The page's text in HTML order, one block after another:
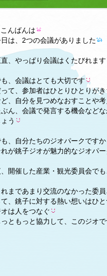
こんばんは
は、2つの会議がありました
、やっぱり会議はくたびれます
も、会議はとても大切です
って、参加者はひとりひとりが
ど、自分を見つめなおすことや
ぶん、会議で発言する機会など
ょう
も、自分たちのジオパークです
れが銚子ジオが魅力的なジオパ
開催した産業・観光委員会で
れまであまり交流のなかった委
て、銚子に対する熱い想いはひ
オは人をつなぐ
っともっと協力して、このジオ